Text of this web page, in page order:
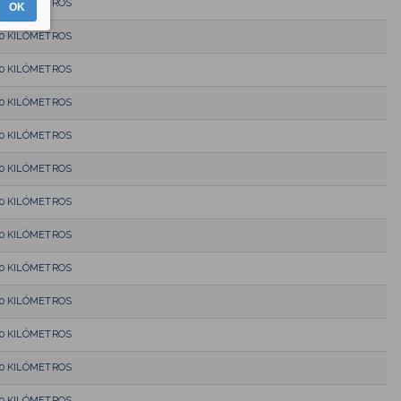
KILÓMETROS
KILÓMETROS
KILÓMETROS
KILÓMETROS
KILÓMETROS
KILÓMETROS
KILÓMETROS
KILÓMETROS
KILÓMETROS
KILÓMETROS
KILÓMETROS
KILÓMETROS
OK